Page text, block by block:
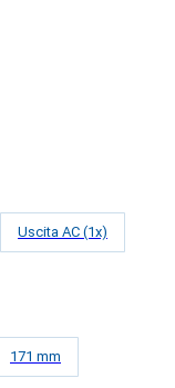
Uscita AC (1x)
171 mm